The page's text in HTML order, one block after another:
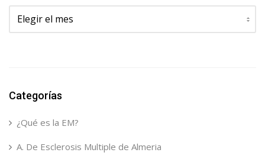
Archivos
Categorías
¿Qué es la EM?
A. De Esclerosis Multiple de Almeria